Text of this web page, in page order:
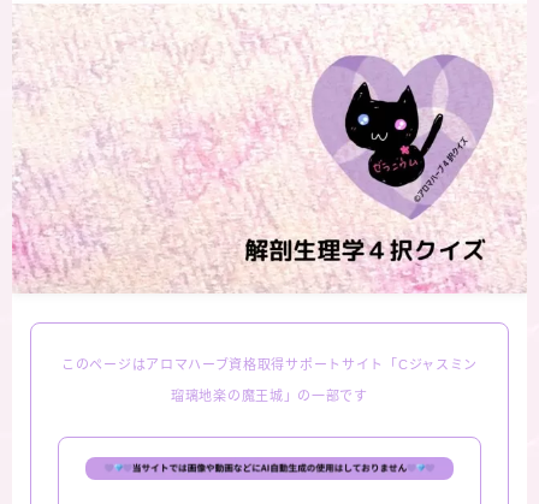
公式ウェブサイト『Botanical Study』
Cジャスミン瑠璃地楽の主な活動先リンク集
プロフィール
アロマハーブアンケート
おすすめ商品＆レビュー
★スペシャルアロマハーブ４択クイズ (kindle出
このページはアロマハーブ資格取得サポートサイト「Cジャスミン
瑠璃地楽の魔王城」の一部です